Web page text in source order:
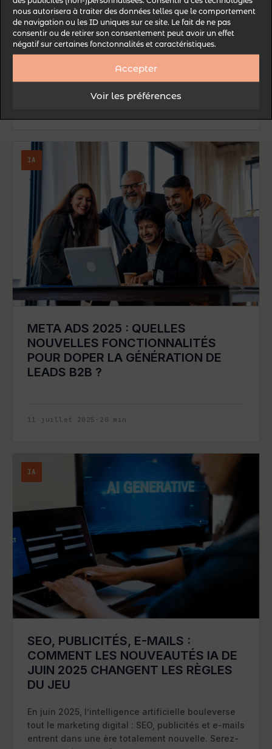
nous autorisera à traiter des données telles que le comportement
de navigation ou les ID uniques sur ce site. Le fait de ne pas
consentir ou de retirer son consentement peut avoir un effet
négatif sur certaines fonctonnalités et caractéristiques.
Accepter
Voir les préférences
JUILLET 2025
Le paysage du SEO est secoué par l’arrivée de
Google SGE et de l’IA générative cet été 2025.
IA
META ADS 2025 : QUELLES
NOUVELLES FONCTIONNALITÉS
POUR DOPER LA GÉNÉRATION DE
LEADS B2B ?
11 juillet 2025 · 20 min
IA
SEO, PUBLICITÉS, E-MAILS :
COMMENT LES NOUVEAUTÉS IA DE
JUIN 2025 CHANGENT LES RÈGLES
DU JEU
En juin 2025, l’intelligence artificielle bouleverse
tout le marketing digital : SEO, publicités et e-mails
entrent dans une ère totalement nouvelle. Serez-